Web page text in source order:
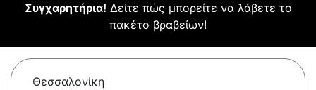
Συγχαρητήρια! Δείτε πώς μπορείτε να λάβετε το
πακέτο βραβείων!
Θεσσαλονίκη